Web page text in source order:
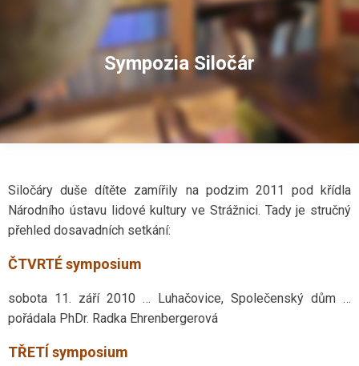
Sympozia Siločár
Siločáry duše dítěte zamířily na podzim 2011 pod křídla
Národního ústavu lidové kultury ve Strážnici. Tady je stručný
přehled dosavadních setkání:
ČTVRTÉ symposium
sobota 11. září 2010 … Luhačovice, Společenský dům …
pořádala PhDr. Radka Ehrenbergerová
TŘETÍ symposium